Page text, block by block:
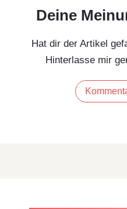
Deine
Hat dir der Artikel
Hinterlasse mir